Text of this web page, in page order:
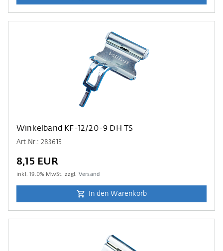
Winkelband KF-12/20-9 DH TS
Art.Nr.: 283615
8,15 EUR
inkl.19.0% MwSt. zzgl. Versand
In den Warenkorb